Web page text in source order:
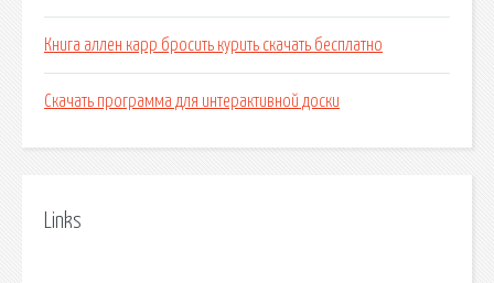
Книга аллен карр бросить курить скачать бесплатно
Скачать программа для интерактивной доски
Links